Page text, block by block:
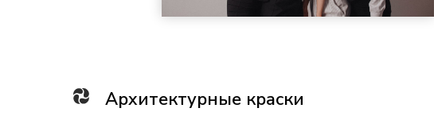
Архитектурные краски